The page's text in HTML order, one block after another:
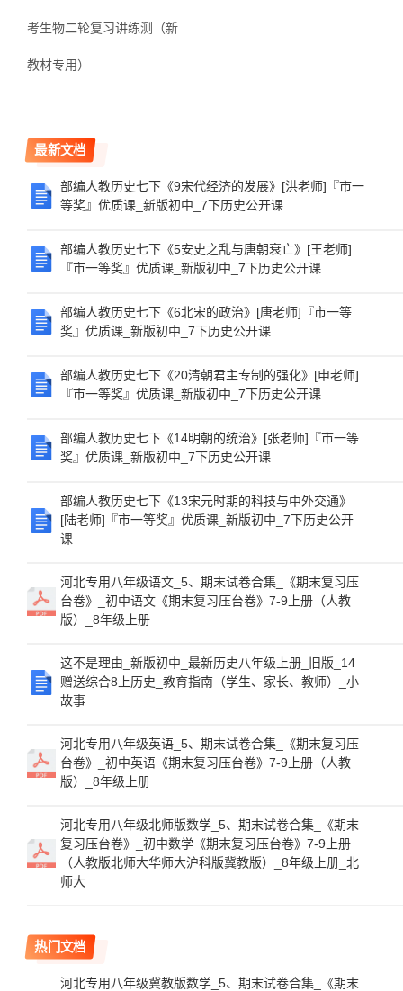
考生物二轮复习讲练测（新
教材专用）
最新文档
部编人教历史七下《9宋代经济的发展》[洪老师]『市一
等奖』优质课_新版初中_7下历史公开课
部编人教历史七下《5安史之乱与唐朝衰亡》[王老师]
『市一等奖』优质课_新版初中_7下历史公开课
部编人教历史七下《6北宋的政治》[唐老师]『市一等
奖』优质课_新版初中_7下历史公开课
部编人教历史七下《20清朝君主专制的强化》[申老师]
『市一等奖』优质课_新版初中_7下历史公开课
部编人教历史七下《14明朝的统治》[张老师]『市一等
奖』优质课_新版初中_7下历史公开课
部编人教历史七下《13宋元时期的科技与中外交通》
[陆老师]『市一等奖』优质课_新版初中_7下历史公开
课
河北专用八年级语文_5、期末试卷合集_《期末复习压
台卷》_初中语文《期末复习压台卷》7-9上册（人教
版）_8年级上册
这不是理由_新版初中_最新历史八年级上册_旧版_14
赠送综合8上历史_教育指南（学生、家长、教师）_小
故事
河北专用八年级英语_5、期末试卷合集_《期末复习压
台卷》_初中英语《期末复习压台卷》7-9上册（人教
版）_8年级上册
河北专用八年级北师版数学_5、期末试卷合集_《期末
复习压台卷》_初中数学《期末复习压台卷》7-9上册
（人教版北师大华师大沪科版冀教版）_8年级上册_北
师大
热门文档
河北专用八年级冀教版数学_5、期末试卷合集_《期末